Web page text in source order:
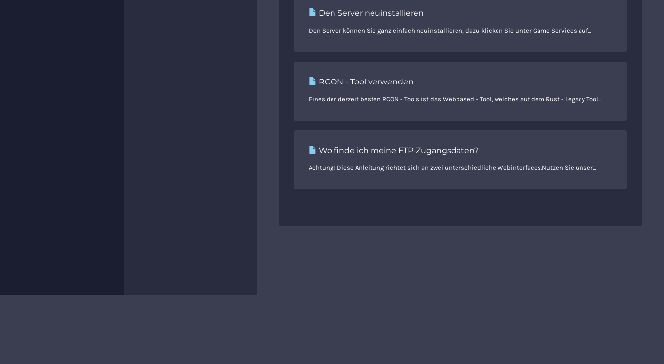
Den Server neuinstallieren
Den Server können Sie ganz einfach neuinstallieren, dazu klicken Sie unter Game Services auf...
RCON - Tool verwenden
Eines der derzeit besten RCON - Tools ist das Webbased - Tool, welches auf dem Rust - Legacy Tool...
Wo finde ich meine FTP-Zugangsdaten?
Achtung! Diese Anleitung richtet sich an zwei unterschiedliche Webinterfaces.Nutzen Sie unser...